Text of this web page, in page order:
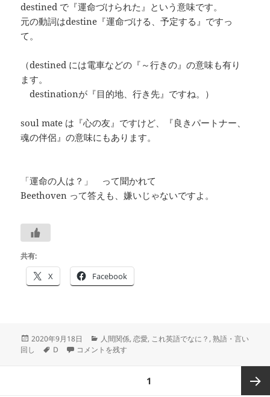
destined で『運命づけられた』という意味です。
元の動詞はdestine『運命づける、予定する』ですっ
て。
（destined には電車などの『～行きの』の意味も有り
ます。
destinationが『目的地、行き先』ですね。）
soul mate は『心の友』ですけど、『良きパートナー、
魂の伴侶』の意味にもあります。
「運命の人は？」 って聞かれて
Beethoven って答えも、嫌いじゃないですよ。
共有:
X Facebook
投
稿
2020年9月18日
カ
テ
人間関係,恋愛, これ英語でなに？ ,熟語・言い
回し
タ
D 英語で運命の人は？－
コメントを残す
1